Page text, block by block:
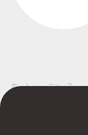
ホーム ニュース